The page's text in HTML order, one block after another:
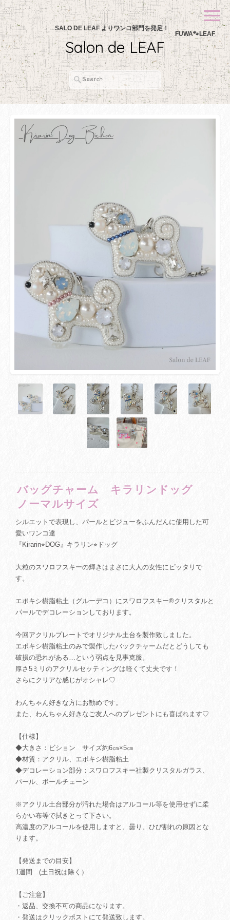
SALO DE LEAF よりワンコ部門を発足！
FUWA🐾LEAF
Salon de LEAF
バッグチャーム キラリンドッグ
ノーマルサイズ
シルエットで表現し、パールとビジューをふんだんに使用した可
愛いワンコ達
『Kirarin⭐︎DOG』キラリン⭐︎ドッグ
大粒のスワロフスキーの輝きはまさに大人の女性にピッタリで
す。
エポキシ樹脂粘土（グルーデコ）にスワロフスキー®クリスタルと
パールでデコレーションしております。
今回アクリルプレートでオリジナル土台を製作致しました。
エポキシ樹脂粘土のみで製作したバックチャームだとどうしても
破損の恐れがある…という弱点を見事克服。
厚さ5ミリのアクリルセッティングは軽くて丈夫です！
さらにクリアな感じがオシャレ♡
わんちゃん好きな方にお勧めです。
また、わんちゃん好きなご友人へのプレゼントにも喜ばれます♡
【仕様】
◆大きさ：ビション サイズ約6㎝×5㎝
◆材質：アクリル、エポキシ樹脂粘土
◆デコレーション部分：スワロフスキー社製クリスタルガラス、
パール、ボールチェーン
※アクリル土台部分が汚れた場合はアルコール等を使用せずに柔
らかい布等で拭きとって下さい。
高濃度のアルコールを使用しますと、曇り、ひび割れの原因とな
ります。
【発送までの目安】
1週間 (土日祝は除く）
【ご注意】
・返品、交換不可の商品になります。
・発送はクリックポストにて発送致します。